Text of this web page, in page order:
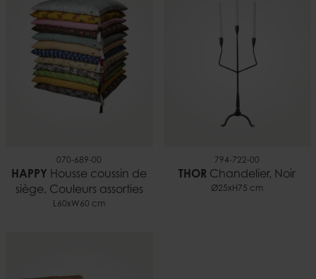
EAN
5706294149214
Documents
Bougies et sécurité.pdf
0,09 kg
070-689-00
HAPPY Housse coussin de
siège, Couleurs assorties
L60xW60 cm
794-722-00
THOR Chandelier, Noir
Ø25xH75 cm